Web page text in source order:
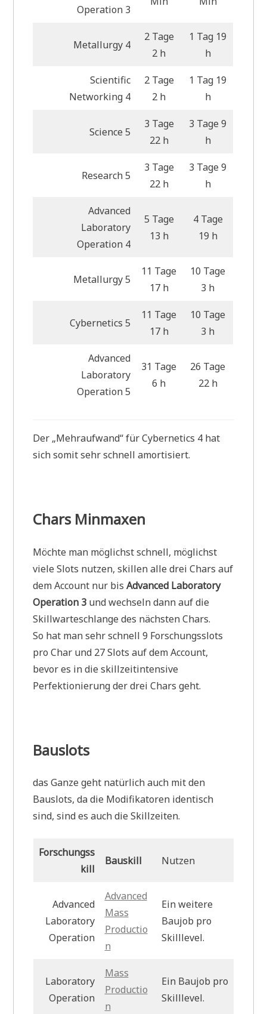
Operation 3
Metallurgy 4
2 Tage
2 h
1 Tag 19
h
Scientific
Networking 4
2 Tage
2 h
1 Tag 19
h
Science 5
3 Tage
22 h
3 Tage 9
h
Research 5
3 Tage
22 h
3 Tage 9
h
Advanced
Laboratory
Operation 4
5 Tage
13 h
4 Tage
19 h
Metallurgy 5
11 Tage
17 h
10 Tage
3 h
Cybernetics 5
11 Tage
17 h
10 Tage
3 h
Advanced
Laboratory
Operation 5
31 Tage
6 h
26 Tage
22 h
Der „Mehraufwand“ für Cybernetics 4 hat
sich somit sehr schnell amortisiert.
Chars Minmaxen
Möchte man möglichst schnell, möglichst
viele Slots nutzen, skillen alle drei Chars auf
dem Account nur bisAdvanced Laboratory
Operation 3 und wechseln dann auf die
Skillwarteschlange des nächsten Chars.
So hat man sehr schnell 9 Forschungsslots
pro Char und 27 Slots auf dem Account,
bevor es in die skillzeitintensive
Perfektionierung der drei Chars geht.
Bauslots
das Ganze geht natürlich auch mit den
Bauslots, da die Modifikatoren identisch
sind, sind es auch die Skillzeiten.
Forschungss
kill
Bauskill Nutzen
Advanced
Laboratory
Operation
Advanced
Mass
Productio
n
Ein weitere
Baujob pro
Skilllevel.
Laboratory
Operation
Mass
Productio
n
Ein Baujob pro
Skilllevel.